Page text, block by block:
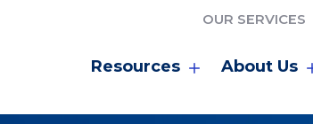
OUR SERVICES
Resources About Us